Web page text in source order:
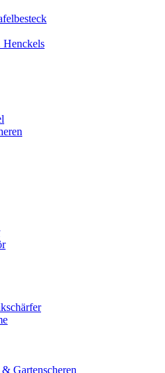
Gartenscheren